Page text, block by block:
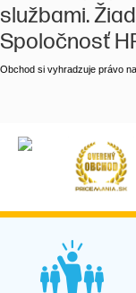
službami.
Spoločnosť
Obchod si vyhradzuje právo